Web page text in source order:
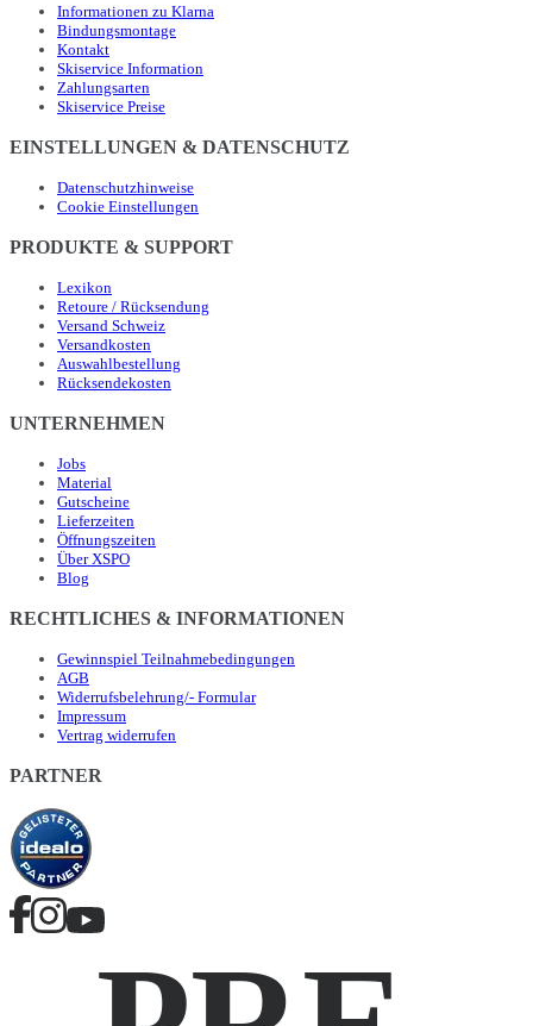
Informationen zu Klarna
Bindungsmontage
Kontakt
Skiservice Information
Zahlungsarten
Skiservice Preise
EINSTELLUNGEN & DATENSCHUTZ
Datenschutzhinweise
Cookie Einstellungen
PRODUKTE & SUPPORT
Lexikon
Retoure / Rücksendung
Versand Schweiz
Versandkosten
Auswahlbestellung
Rücksendekosten
UNTERNEHMEN
Jobs
Material
Gutscheine
Lieferzeiten
Öffnungszeiten
Über XSPO
Blog
RECHTLICHES & INFORMATIONEN
Gewinnspiel Teilnahmebedingungen
AGB
Widerrufsbelehrung/- Formular
Impressum
Vertrag widerrufen
PARTNER